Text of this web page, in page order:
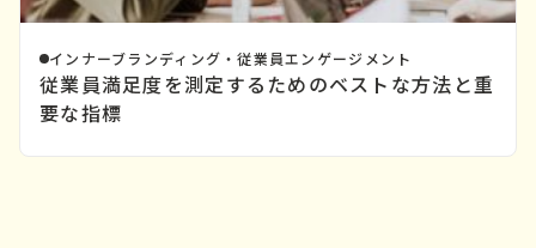
従業員満足度を測定するためのベストな方法と重
要な指標
インナーブランディング・従業員エンゲージメント